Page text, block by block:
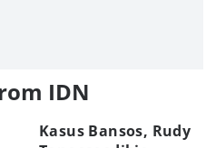
IDN
Kasus Bansos, Rudy